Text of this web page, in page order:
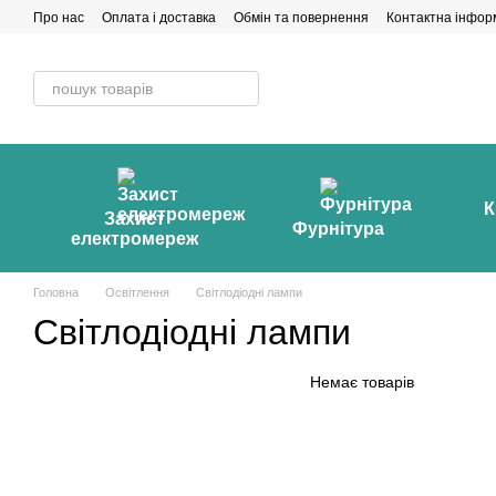
Перейти до основного контенту
Про нас Оплата і доставка Обмін та повернення Контактна
Захист
електромереж
Фурнітура
Головна Освітлення Світлодіодні лампи
Світлодіодні лампи
Немає товарів